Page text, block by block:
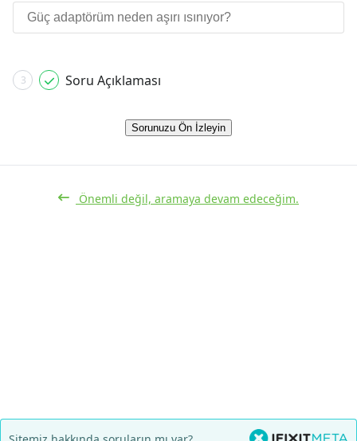
3 Soru Açıklaması
Sorunuzu Ön İzleyin
Önemli değil, aramaya devam edeceğim.